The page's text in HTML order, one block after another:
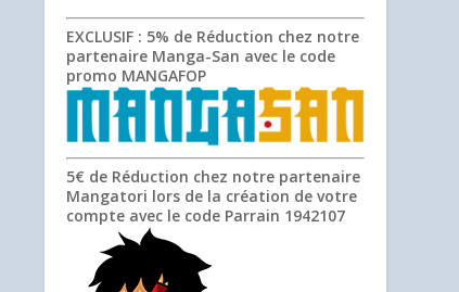
EXCLUSIF : 5% de Réduction chez notre
partenaire Manga-San avec le code
promo MANGAFOP
5€ de Réduction chez notre partenaire
Mangatori lors de la création de votre
compte avec le code Parrain 1942107